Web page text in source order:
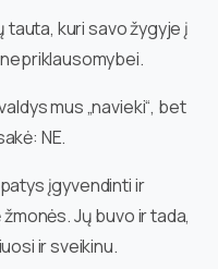
tauta, kuri savo žygyje į
mus „navieki“, bet
NE.
įgyvendinti ir
Jų buvo ir tada,
ir sveikinu.